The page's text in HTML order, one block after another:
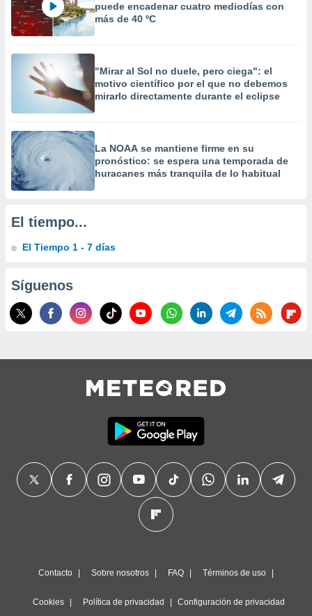
crear un
uso de
contenido
medir el
del
de
a través
de
de
con el
e
mediante
1199
puede encadenar cuatro mediodías con
más de 40 ºC
"Mirar al Sol no duele, pero ciega": el
motivo científico por el que no debemos
mirarlo directamente durante el eclipse
La NOAA se mantiene firme en su
pronóstico: se espera una temporada de
huracanes más tranquila de lo habitual
El tiempo...
El Tiempo 1 - 7 días
Síguenos
Contacto Sobre nosotros FAQ Términos de uso
Cookies Política de privacidad Configuración de privacidad